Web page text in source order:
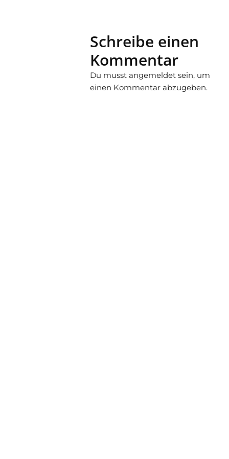
Schreibe einen
Kommentar
Du musst angemeldetsein, um
einen Kommentar abzugeben.